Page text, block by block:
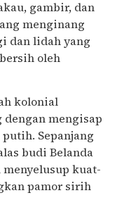
gambir, dan
menginang
dan lidah yang
oleh
kolonial
mengisap
Sepanjang
budi Belanda
menyelusup kuat-
pamor sirih